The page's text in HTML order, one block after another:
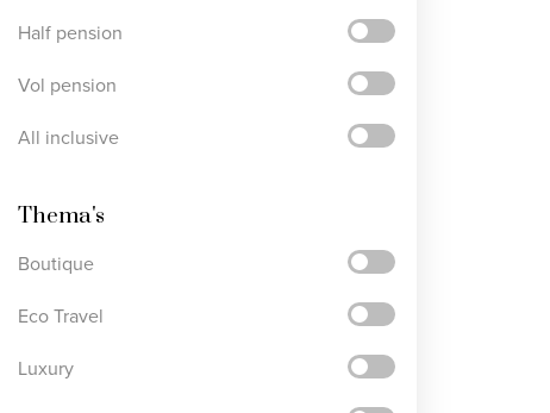
Half pension
Vol pension
All inclusive
Thema's
Boutique
Eco Travel
Luxury